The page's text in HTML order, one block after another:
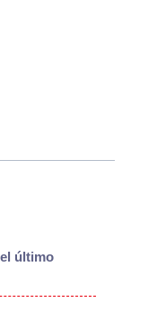
último